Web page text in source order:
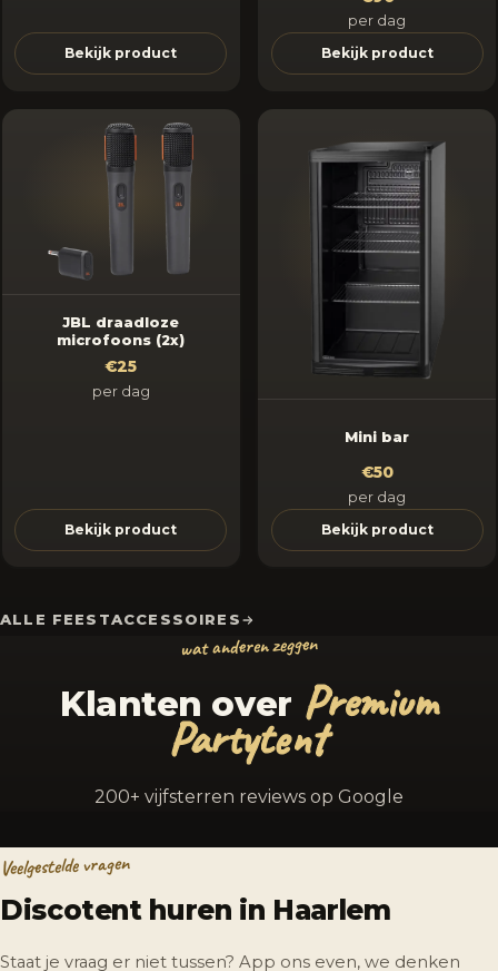
Bekijk product
per dag
Bekijk product
JBL draadloze
microfoons (2x)
€25
per dag
Bekijk product
Mini bar
€50
per dag
Bekijk product
ALLE FEESTACCESSOIRES
wat anderen zeggen
Klanten over Premium
Partytent
200+ vijfsterren reviews op Google
Veelgestelde vragen
Discotent huren in Haarlem
Staat je vraag er niet tussen? App ons even, we denken